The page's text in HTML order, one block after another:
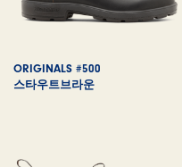
ORIGINALS #500
스타우트브라운